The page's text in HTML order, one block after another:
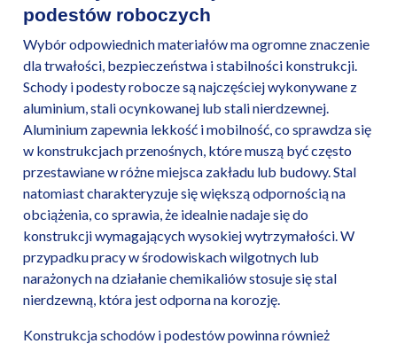
podestów roboczych
Wybór odpowiednich materiałów ma ogromne znaczenie
dla trwałości, bezpieczeństwa i stabilności konstrukcji.
Schody i podesty robocze są najczęściej wykonywane z
aluminium, stali ocynkowanej lub stali nierdzewnej.
Aluminium zapewnia lekkość i mobilność, co sprawdza się
w konstrukcjach przenośnych, które muszą być często
przestawiane w różne miejsca zakładu lub budowy. Stal
natomiast charakteryzuje się większą odpornością na
obciążenia, co sprawia, że idealnie nadaje się do
konstrukcji wymagających wysokiej wytrzymałości. W
przypadku pracy w środowiskach wilgotnych lub
narażonych na działanie chemikaliów stosuje się stal
nierdzewną, która jest odporna na korozję.
Konstrukcja schodów i podestów powinna również